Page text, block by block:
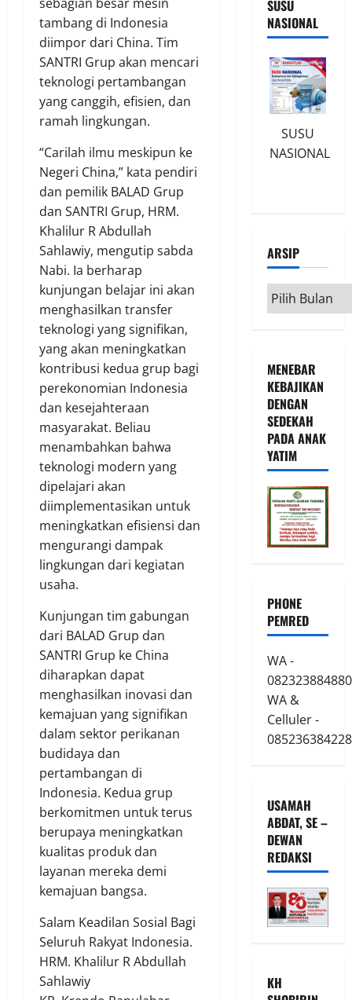
tambang di Indonesia
diimpor dari China. Tim
SANTRI Grup akan mencari
teknologi pertambangan
yang canggih, efisien, dan
ramah lingkungan.
“Carilah ilmu meskipun ke
Negeri China,” kata pendiri
dan pemilik BALAD Grup
dan SANTRI Grup, HRM.
Khalilur R Abdullah
Sahlawiy, mengutip sabda
Nabi. Ia berharap
kunjungan belajar ini akan
menghasilkan transfer
teknologi yang signifikan,
yang akan meningkatkan
kontribusi kedua grup bagi
perekonomian Indonesia
dan kesejahteraan
masyarakat. Beliau
menambahkan bahwa
teknologi modern yang
dipelajari akan
diimplementasikan untuk
meningkatkan efisiensi dan
mengurangi dampak
lingkungan dari kegiatan
usaha.
Kunjungan tim gabungan
dari BALAD Grup dan
SANTRI Grup ke China
diharapkan dapat
menghasilkan inovasi dan
kemajuan yang signifikan
dalam sektor perikanan
budidaya dan
pertambangan di
Indonesia. Kedua grup
berkomitmen untuk terus
berupaya meningkatkan
kualitas produk dan
layanan mereka demi
kemajuan bangsa.
Salam Keadilan Sosial Bagi
Seluruh Rakyat Indonesia.
HRM. Khalilur R Abdullah
Sahlawiy
SUSU
NASIONAL
SUSU
NASIONAL
ARSIP
Arsip
MENEBAR
KEBAJIKAN
DENGAN
SEDEKAH
PADA ANAK
YATIM
PHONE
PEMRED
WA -
082323884880
WA &
Celluler -
085236384228
USAMAH
ABDAT, SE –
DEWAN
REDAKSI
KH